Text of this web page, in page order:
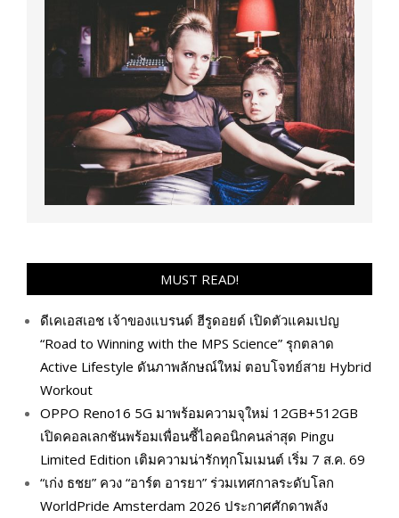
MUST READ!
ดีเคเอสเอช เจ้าของแบรนด์ ฮีรูดอยด์ เปิดตัวแคมเปญ
“Road to Winning with the MPS Science” รุกตลาด
Active Lifestyle ดันภาพลักษณ์ใหม่ ตอบโจทย์สาย Hybrid
Workout
OPPO Reno16 5G มาพร้อมความจุใหม่ 12GB+512GB
เปิดคอลเลกชันพร้อมเพื่อนซี้ไอคอนิกคนล่าสุด Pingu
Limited Edition เติมความน่ารักทุกโมเมนต์ เริ่ม 7 ส.ค. 69
“เก่ง ธชย” ควง “อาร์ต อารยา” ร่วมเทศกาลระดับโลก
WorldPride Amsterdam 2026 ประกาศศักดาพลัง